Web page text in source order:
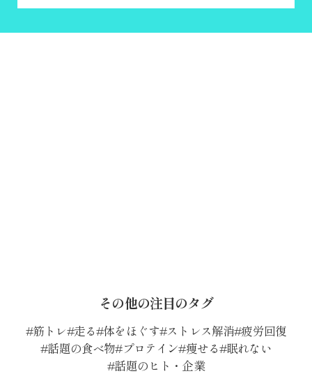
その他の注目のタグ
筋トレ 走る 体をほぐす ストレス解消 疲労回復
話題の食べ物 プロテイン 痩せる 眠れない
話題のヒト・企業